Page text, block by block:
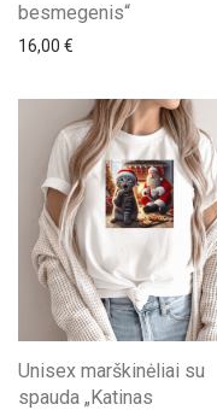
besmegenis“
16,00 €
Unisex marškinėliai su
spauda „Katinas